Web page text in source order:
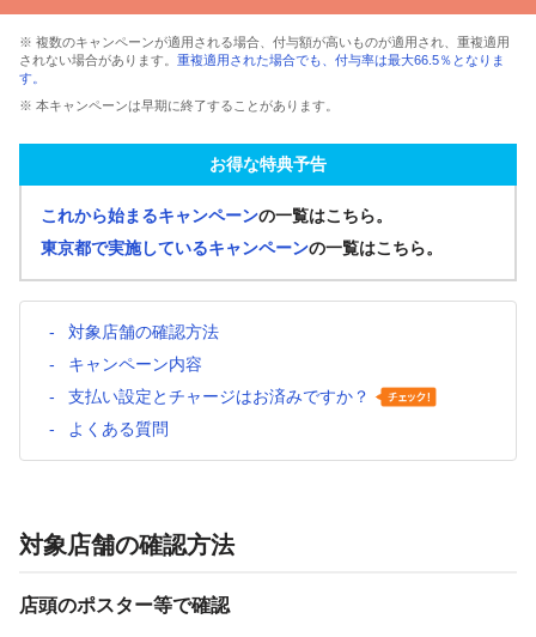
※ 複数のキャンペーンが適用される場合、付与額が高いものが適用され、重複適用
されない場合があります。 重複適用された場合でも、付与率は最大66.5％となりま
す。
※ 本キャンペーンは早期に終了することがあります。
お得な特典予告
これから始まるキャンペーンの一覧はこちら。
東京都で実施しているキャンペーンの一覧はこちら。
対象店舗の確認方法
キャンペーン内容
支払い設定とチャージはお済みですか？
よくある質問
対象店舗の確認方法
店頭のポスター等で確認